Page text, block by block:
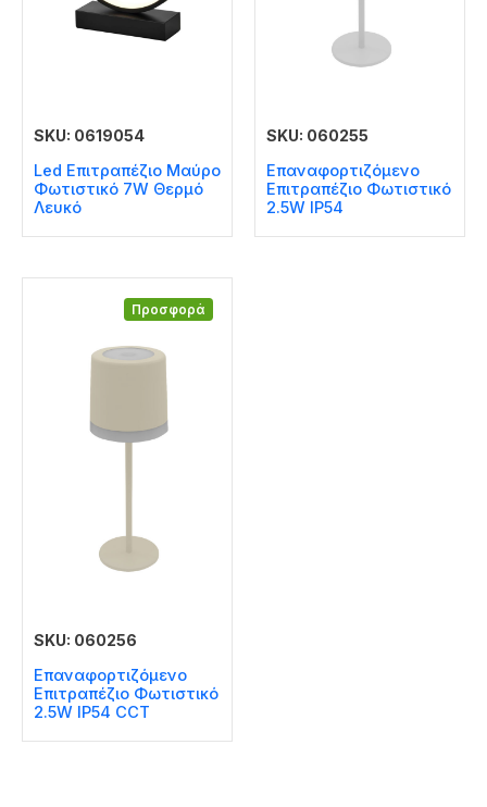
SKU: 0619054
Led Επιτραπέζιο Μαύρο
Φωτιστικό 7W Θερμό
Λευκό
SKU: 060255
Επαναφορτιζόμενο
Επιτραπέζιο Φωτιστικό
2.5W IP54
Προσφορά
SKU: 060256
Επαναφορτιζόμενο
Επιτραπέζιο Φωτιστικό
2.5W IP54 CCT